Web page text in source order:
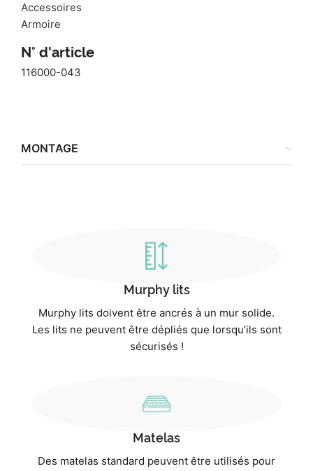
Accessoires
Armoire
N° d'article
116000-043
MONTAGE
Murphy lits
Murphy lits doivent être ancrés à un mur solide.
Les lits ne peuvent être dépliés que lorsqu’ils sont
sécurisés !
Matelas
Des matelas standard peuvent être utilisés pour